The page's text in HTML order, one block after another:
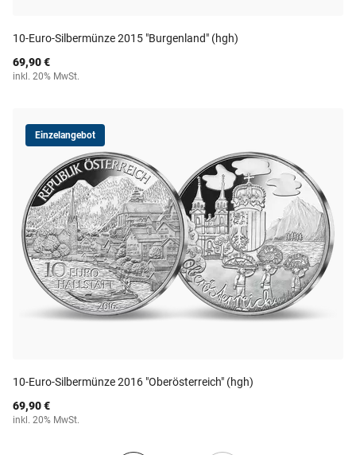
10-Euro-Silbermünze 2015 "Burgenland" (hgh)
69,90 €
inkl. 20% MwSt.
Einzelangebot
10-Euro-Silbermünze 2016 "Oberösterreich" (hgh)
69,90 €
inkl. 20% MwSt.